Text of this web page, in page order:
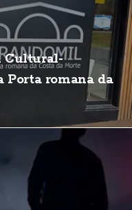
Cultural-
Porta romana da